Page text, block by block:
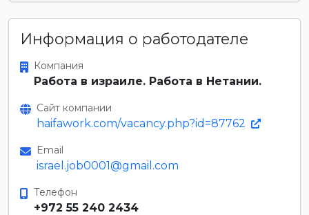
Информация о работодателе
Компания
Работа в израиле. Работа в Нетании.
Сайт компании
haifawork.com/vacancy.php?id=87762
Email
israel.job0001@gmail.com
Телефон
+972 55 240 2434